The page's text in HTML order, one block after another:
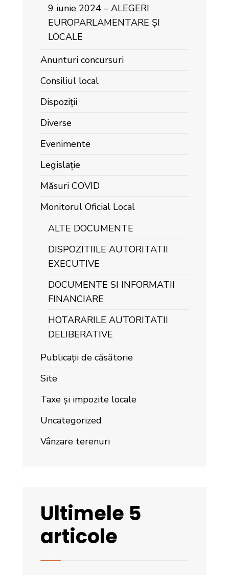
9 iunie 2024 – ALEGERI
EUROPARLAMENTARE ȘI
LOCALE
Anunturi concursuri
Consiliul local
Dispoziții
Diverse
Evenimente
Legislație
Măsuri COVID
Monitorul Oficial Local
ALTE DOCUMENTE
DISPOZITIILE AUTORITATII
EXECUTIVE
DOCUMENTE SI INFORMATII
FINANCIARE
HOTARARILE AUTORITATII
DELIBERATIVE
Publicații de căsătorie
Site
Taxe și impozite locale
Uncategorized
Vânzare terenuri
Ultimele 5
articole